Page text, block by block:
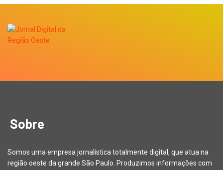
Sobre
Somos uma empresa jornalística totalmente digital, que atua na
região oeste da grande São Paulo. Produzimos informações com